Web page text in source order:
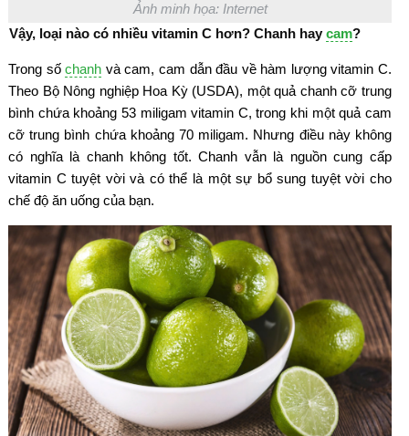
Ảnh minh họa: Internet
Vậy, loại nào có nhiều vitamin C hơn? Chanh hay cam?
Trong sốchanh và cam, cam dẫn đầu về hàm lượng vitamin C.
Theo Bộ Nông nghiệp Hoa Kỳ (USDA), một quả chanh cỡ trung
bình chứa khoảng 53 miligam vitamin C, trong khi một quả cam
cỡ trung bình chứa khoảng 70 miligam. Nhưng điều này không
có nghĩa là chanh không tốt. Chanh vẫn là nguồn cung cấp
vitamin C tuyệt vời và có thể là một sự bổ sung tuyệt vời cho
chế độ ăn uống của bạn.